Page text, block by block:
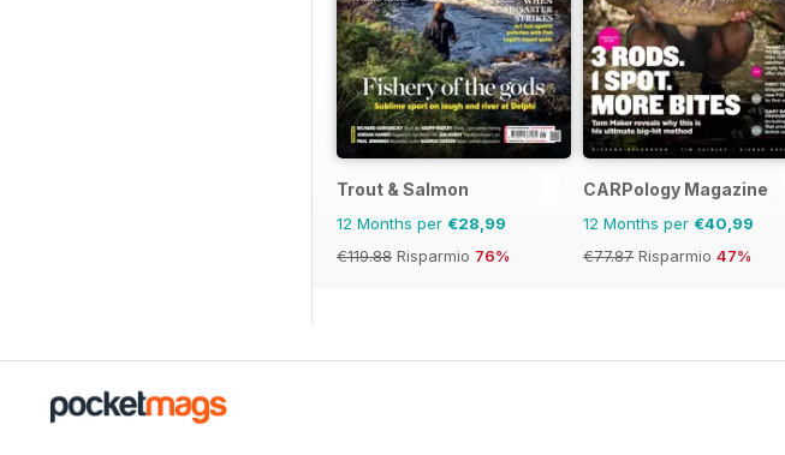
Trout & Salmon
12 Months per €28,99
€119.88 Risparmio 76%
CARPology Magazine
12 Months per €40,99
€77.87 Risparmio 47%